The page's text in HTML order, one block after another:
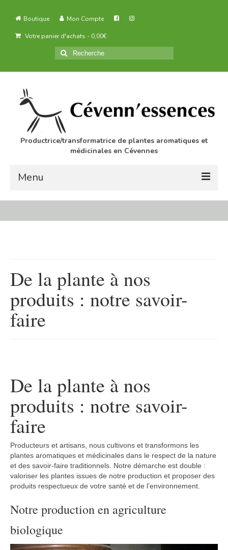
Boutique Mon Compte
Votre panier d'achats - 0,00€
Rechercher
:
Productrice/transformatrice de plantes aromatiques et
médicinales en Cévennes
Menu
Produits pour animaux
Conseils
Nous contacter
De la plante à nos
produits : notre savoir-
faire
De la plante à nos
produits : notre savoir-
faire
Producteurs et artisans, nous cultivons et transformons les
plantes aromatiques et médicinales dans le respect de la nature
et des savoir-faire traditionnels. Notre démarche est double :
valoriser les plantes issues de notre production et proposer des
produits respectueux de votre santé et de l’environnement.
Notre production en agriculture
biologique